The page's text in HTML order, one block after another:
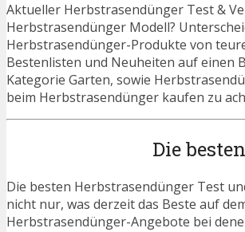
Aktueller Herbstrasendünger Test &
Herbstrasendünger Modell?
Herbstrasendünger-Produkte von
Bestenlisten und Neuheiten auf einen
Kategorie Garten, sowie
beim Herbstrasendünger kaufen zu
Die
Die besten Herbstrasendünger Test
nicht nur, was derzeit das Beste auf
Herbstrasendünger-Angebote bei